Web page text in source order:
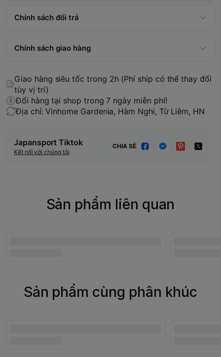
Chính sách đổi trả
Chính sách giao hàng
Giao hàng siêu tốc trong 2h (Phí ship có thể thay đổi
tùy vị trí)
Đổi hàng tại shop trong 7 ngày miễn phí!
Địa chỉ: Vinhome Gardenia, Hàm Nghi, Từ Liêm, HN
Japansport Tiktok
Kết nối với chúng tôi
CHIA SẺ
Sản phẩm liên quan
Sản phẩm cùng phân khúc